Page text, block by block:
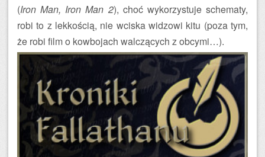
(Iron Man, Iron Man 2), choć wykorzystuje schematy,
robi to z lekkością, nie wciska widzowi kitu (poza tym,
że robi film o kowbojach walczących z obcymi…).